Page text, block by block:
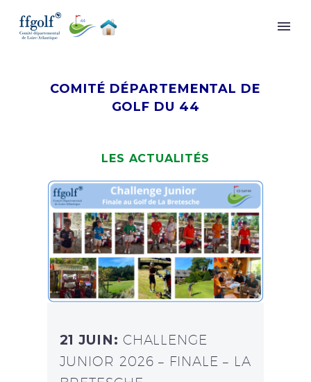
COMITÉ DÉPARTEMENTAL DE
GOLF DU 44
LES ACTUALITÉS
21 JUIN: CHALLENGE
JUNIOR 2026 – FINALE – LA